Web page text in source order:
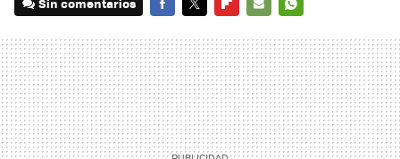
Sin comentarios
MAIL